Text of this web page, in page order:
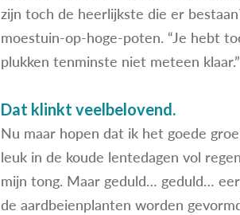
zijn toch de heerlijkste die er
moestuin-op-hoge-poten. “Je hebt
plukken tenminste niet meteen klaar.”
Dat klinkt veelbelovend.
Nu maar hopen dat ik het goede
leuk in de koude lentedagen vol
mijn tong. Maar geduld… geduld…
de aardbeienplanten worden